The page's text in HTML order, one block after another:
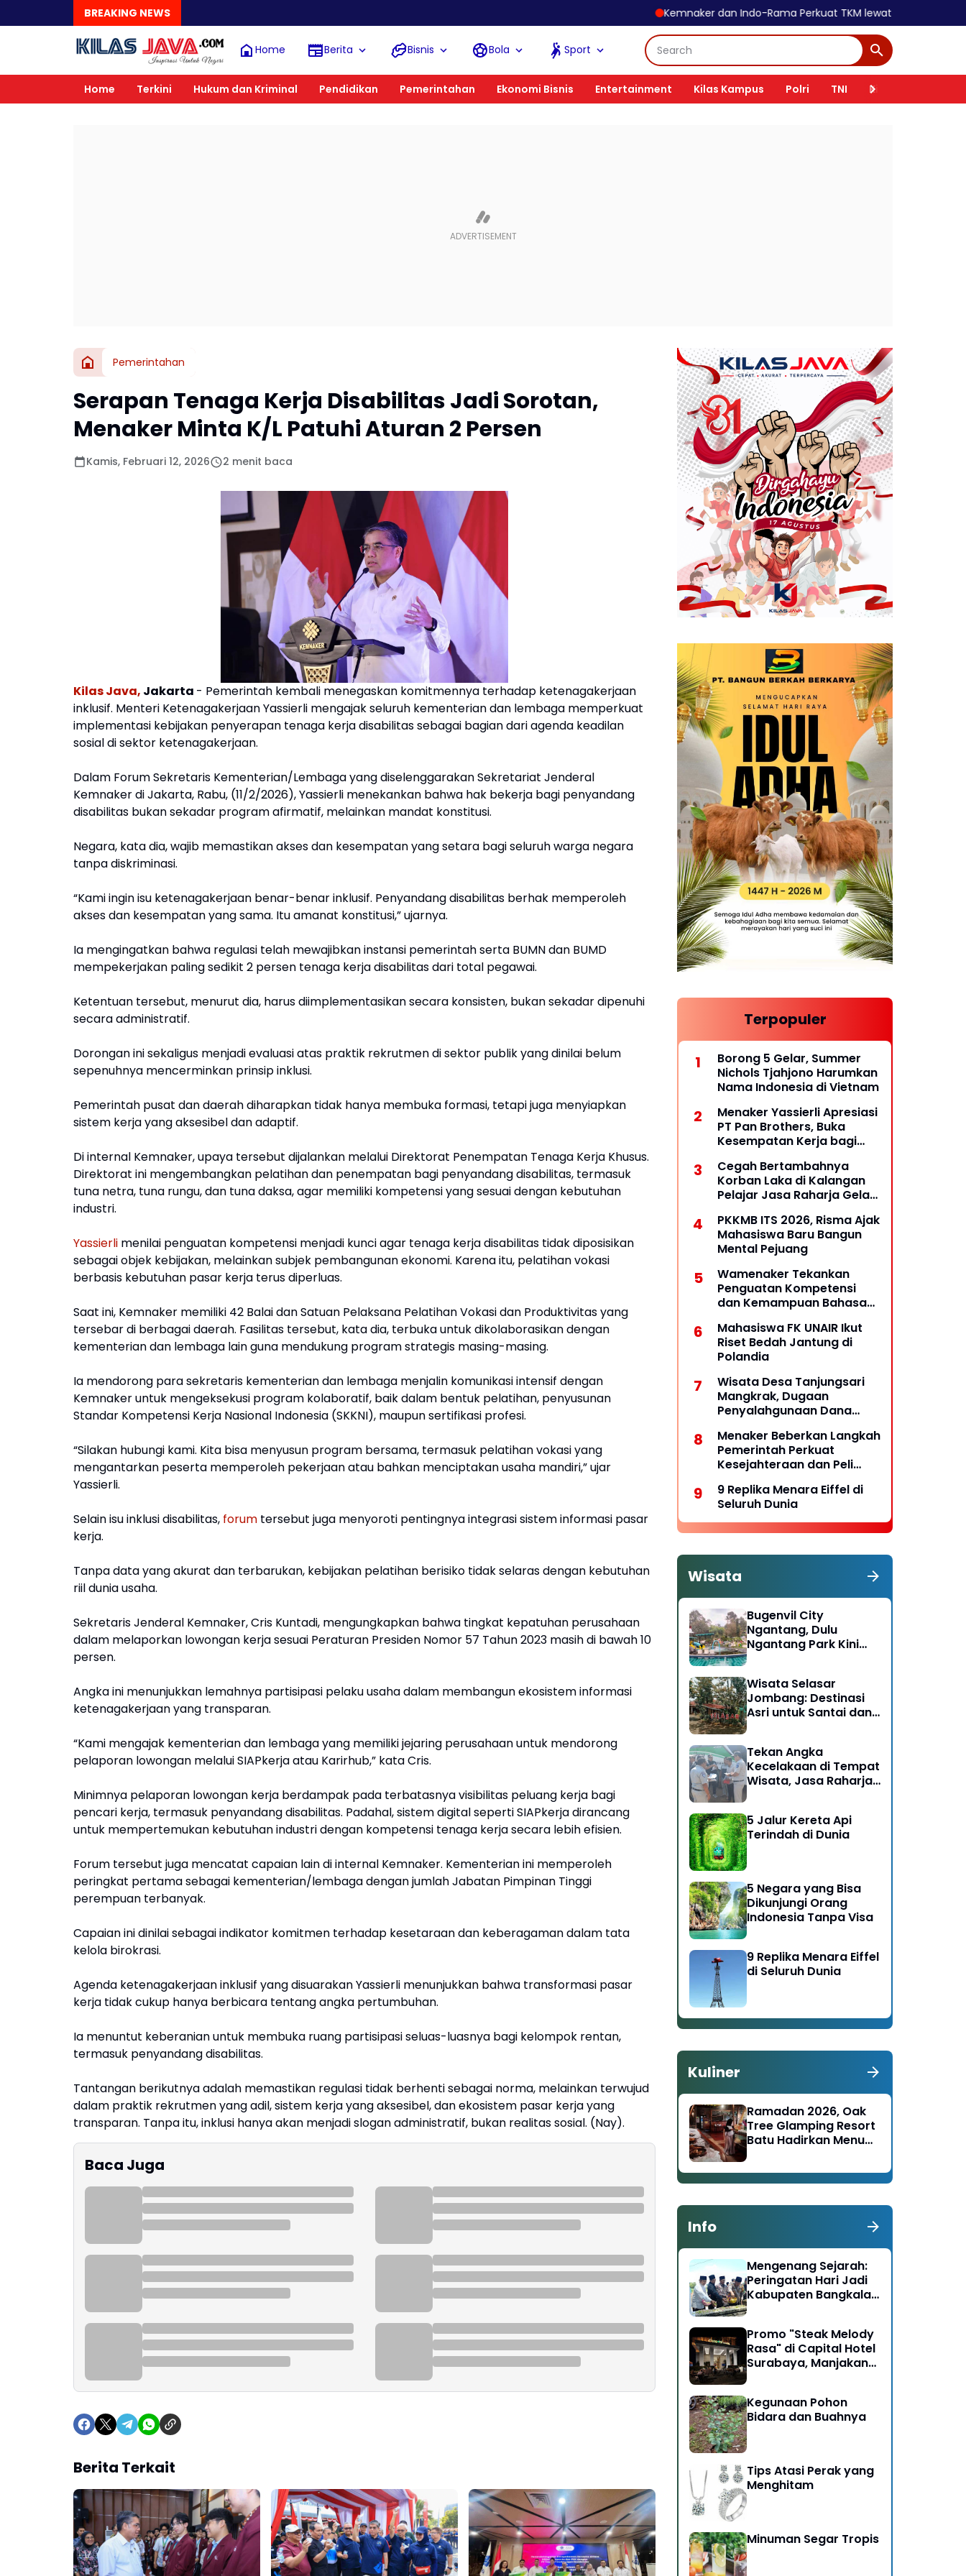
BREAKING NEWS Kemnaker dan Indo-Rama Perkuat TKM lewat Bantuan Modal Usaha
Home Berita Bisnis Bola Sport
Home Terkini Hukum dan Kriminal Pendidikan Pemerintahan Ekonomi Bisnis Entertainment Kilas Kampus Polri TNI Kilas Tokoh
Pemerintahan
Serapan Tenaga Kerja Disabilitas Jadi Sorotan,
Menaker Minta K/L Patuhi Aturan 2 Persen
Kamis, Februari 12, 2026 2 menit baca
Kilas Java, Jakarta - Pemerintah kembali menegaskan komitmennya terhadap ketenagakerjaan
inklusif. Menteri Ketenagakerjaan Yassierli mengajak seluruh kementerian dan lembaga memperkuat
implementasi kebijakan penyerapan tenaga kerja disabilitas sebagai bagian dari agenda keadilan
sosial di sektor ketenagakerjaan.
Dalam Forum Sekretaris Kementerian/Lembaga yang diselenggarakan Sekretariat Jenderal
Kemnaker di Jakarta, Rabu, (11/2/2026), Yassierli menekankan bahwa hak bekerja bagi penyandang
disabilitas bukan sekadar program afirmatif, melainkan mandat konstitusi.
Negara, kata dia, wajib memastikan akses dan kesempatan yang setara bagi seluruh warga negara
tanpa diskriminasi.
“Kami ingin isu ketenagakerjaan benar-benar inklusif. Penyandang disabilitas berhak memperoleh
akses dan kesempatan yang sama. Itu amanat konstitusi,” ujarnya.
Ia mengingatkan bahwa regulasi telah mewajibkan instansi pemerintah serta BUMN dan BUMD
mempekerjakan paling sedikit 2 persen tenaga kerja disabilitas dari total pegawai.
Ketentuan tersebut, menurut dia, harus diimplementasikan secara konsisten, bukan sekadar dipenuhi
secara administratif.
Dorongan ini sekaligus menjadi evaluasi atas praktik rekrutmen di sektor publik yang dinilai belum
sepenuhnya mencerminkan prinsip inklusi.
Pemerintah pusat dan daerah diharapkan tidak hanya membuka formasi, tetapi juga menyiapkan
sistem kerja yang aksesibel dan adaptif.
Di internal Kemnaker, upaya tersebut dijalankan melalui Direktorat Penempatan Tenaga Kerja Khusus.
Direktorat ini mengembangkan pelatihan dan penempatan bagi penyandang disabilitas, termasuk
tuna netra, tuna rungu, dan tuna daksa, agar memiliki kompetensi yang sesuai dengan kebutuhan
industri.
Yassierli menilai penguatan kompetensi menjadi kunci agar tenaga kerja disabilitas tidak diposisikan
sebagai objek kebijakan, melainkan subjek pembangunan ekonomi. Karena itu, pelatihan vokasi
berbasis kebutuhan pasar kerja terus diperluas.
Saat ini, Kemnaker memiliki 42 Balai dan Satuan Pelaksana Pelatihan Vokasi dan Produktivitas yang
tersebar di berbagai daerah. Fasilitas tersebut, kata dia, terbuka untuk dikolaborasikan dengan
kementerian dan lembaga lain guna mendukung program strategis masing-masing.
Ia mendorong para sekretaris kementerian dan lembaga menjalin komunikasi intensif dengan
Kemnaker untuk mengeksekusi program kolaboratif, baik dalam bentuk pelatihan, penyusunan
Standar Kompetensi Kerja Nasional Indonesia (SKKNI), maupun sertifikasi profesi.
“Silakan hubungi kami. Kita bisa menyusun program bersama, termasuk pelatihan vokasi yang
mengantarkan peserta memperoleh pekerjaan atau bahkan menciptakan usaha mandiri,” ujar
Yassierli.
Selain isu inklusi disabilitas, forum tersebut juga menyoroti pentingnya integrasi sistem informasi pasar
kerja.
Tanpa data yang akurat dan terbarukan, kebijakan pelatihan berisiko tidak selaras dengan kebutuhan
riil dunia usaha.
Sekretaris Jenderal Kemnaker, Cris Kuntadi, mengungkapkan bahwa tingkat kepatuhan perusahaan
dalam melaporkan lowongan kerja sesuai Peraturan Presiden Nomor 57 Tahun 2023 masih di bawah 10
persen.
Angka ini menunjukkan lemahnya partisipasi pelaku usaha dalam membangun ekosistem informasi
ketenagakerjaan yang transparan.
“Kami mengajak kementerian dan lembaga yang memiliki jejaring perusahaan untuk mendorong
pelaporan lowongan melalui SIAPkerja atau Karirhub,” kata Cris.
Minimnya pelaporan lowongan kerja berdampak pada terbatasnya visibilitas peluang kerja bagi
pencari kerja, termasuk penyandang disabilitas. Padahal, sistem digital seperti SIAPkerja dirancang
untuk mempertemukan kebutuhan industri dengan kompetensi tenaga kerja secara lebih efisien.
Forum tersebut juga mencatat capaian lain di internal Kemnaker. Kementerian ini memperoleh
peringkat pertama sebagai kementerian/lembaga dengan jumlah Jabatan Pimpinan Tinggi
perempuan terbanyak.
Capaian ini dinilai sebagai indikator komitmen terhadap kesetaraan dan keberagaman dalam tata
kelola birokrasi.
Agenda ketenagakerjaan inklusif yang disuarakan Yassierli menunjukkan bahwa transformasi pasar
kerja tidak cukup hanya berbicara tentang angka pertumbuhan.
Ia menuntut keberanian untuk membuka ruang partisipasi seluas-luasnya bagi kelompok rentan,
termasuk penyandang disabilitas.
Tantangan berikutnya adalah memastikan regulasi tidak berhenti sebagai norma, melainkan terwujud
dalam praktik rekrutmen yang adil, sistem kerja yang aksesibel, dan ekosistem pasar kerja yang
transparan. Tanpa itu, inklusi hanya akan menjadi slogan administratif, bukan realitas sosial. (Nay).
Baca Juga
Berita Terkait
Terpopuler
Borong 5 Gelar, Summer
Nichols Tjahjono Harumkan
Nama Indonesia di Vietnam
Menaker Yassierli Apresiasi
PT Pan Brothers, Buka
Kesempatan Kerja bagi
Cegah Bertambahnya
Korban Laka di Kalangan
Pelajar Jasa Raharja Gelar
PKKMB ITS 2026, Risma Ajak
Mahasiswa Baru Bangun
Mental Pejuang
Wamenaker Tekankan
Penguatan Kompetensi
dan Kemampuan Bahasa
Kerja
Mahasiswa FK UNAIR Ikut
Riset Bedah Jantung di
Polandia
Wisata Desa Tanjungsari
Mangkrak, Dugaan
Penyalahgunaan Dana
Menaker Beberkan Langkah
Pemerintah Perkuat
Kesejahteraan dan Peli
9 Replika Menara Eiffel di
Seluruh Dunia
Wisata
Bugenvil City
Ngantang, Dulu
Ngantang Park Kini
Wisata Selasar
Jombang: Destinasi
Asri untuk Santai dan
Tekan Angka
Kecelakaan di Tempat
Wisata, Jasa Raharja
Pengobatan Gratis di
Kawasan Gunung
5 Jalur Kereta Api
Terindah di Dunia
5 Negara yang Bisa
Dikunjungi Orang
Indonesia Tanpa Visa
9 Replika Menara Eiffel
di Seluruh Dunia
Kuliner
Ramadan 2026, Oak
Tree Glamping Resort
Batu Hadirkan Menu
Tengah
Info
Mengenang Sejarah:
Peringatan Hari Jadi
Kabupaten Bangkalan
Promo "Steak Melody
Rasa" di Capital Hotel
Surabaya, Manjakan
Kegunaan Pohon
Bidara dan Buahnya
Tips Atasi Perak yang
Menghitam
Minuman Segar Tropis